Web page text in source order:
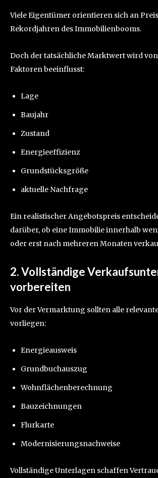
Viele Eigentümer orientieren sich an
Rekordjahren des Immobilienbooms.
Doch der tatsächliche Marktwert wird
Faktoren beeinflusst:
Lage
Baujahr
Zustand
Energieeffizienz
Grundstücksgröße
aktuelle Nachfrage
Ein realistischer Angebotspreis
darüber, ob eine Immobilie innerhalb
oder erst nach mehreren Monaten
2. Vollständige
vorbereiten
Vor der Vermarktung sollten alle
vorliegen:
Energieausweis
Grundbuchauszug
Wohnflächenberechnung
Bauzeichnungen
Flurkarte
Modernisierungsnachweise
Vollständige Unterlagen schaffen